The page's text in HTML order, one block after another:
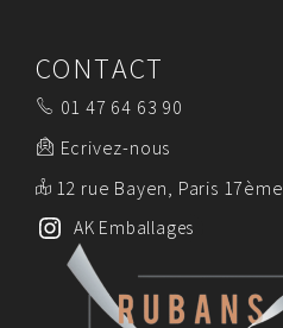
CONTACT
01 47 64 63 90
Ecrivez-nous
12 rue Bayen, Paris 17ème
AK Emballages